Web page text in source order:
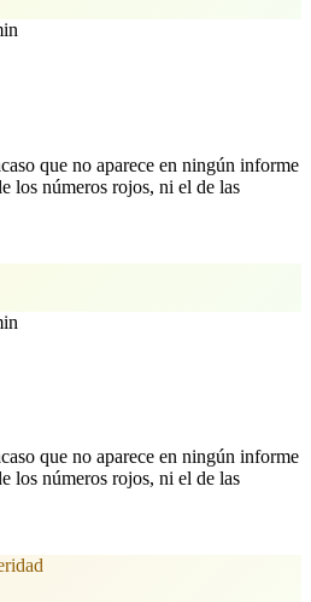
que no aparece en ningún informe
los números rojos, ni el de las
que no aparece en ningún informe
los números rojos, ni el de las